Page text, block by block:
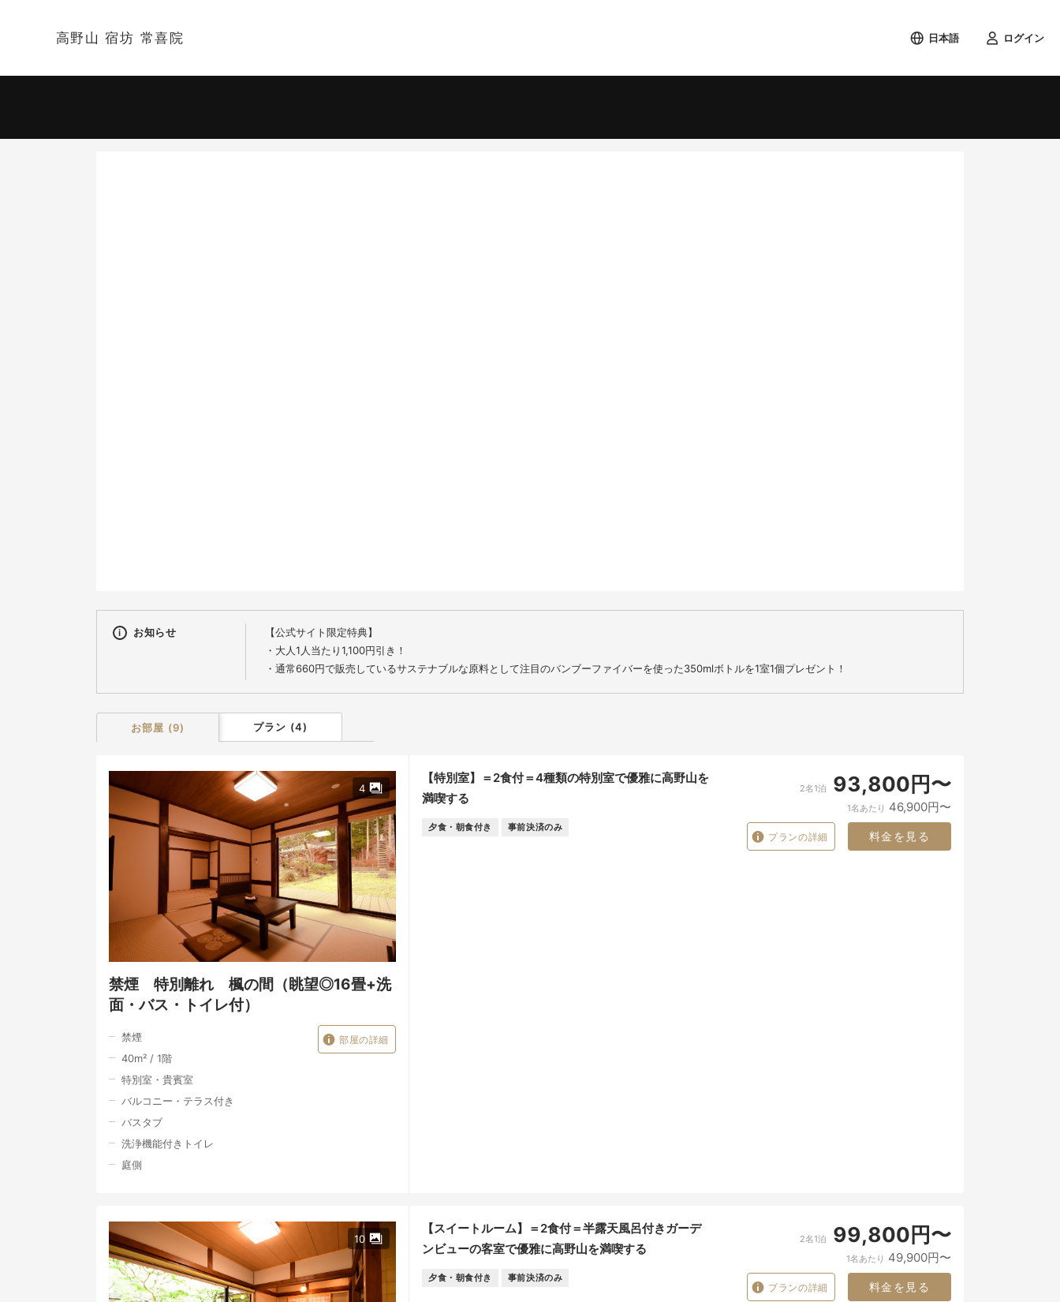
高野山 宿坊 常喜院 日本語 ログイン
お知らせ
【公式サイト限定特典】
・大人1人当たり1,100円引き！
・通常660円で販売しているサステナブルな原料として注目のバンブーファイバーを使った350mlボトルを1室1個プレゼント！
お部屋 (9) プラン (4)
4
禁煙 特別離れ 楓の間（眺望◎16畳+洗
面・バス・トイレ付）
禁煙
40m² / 1階
特別室・貴賓室
バルコニー・テラス付き
バスタブ
洗浄機能付きトイレ
庭側
部屋の詳細
【特別室】＝2食付＝4種類の特別室で優雅に高野山を
満喫する
夕食・朝食付き 事前決済のみ
2名1泊 93,800円〜
1名あたり 46,900円〜
プランの詳細 料金を見る
10
【スイートルーム】＝2食付＝半露天風呂付きガーデ
ンビューの客室で優雅に高野山を満喫する
夕食・朝食付き 事前決済のみ
2名1泊 99,800円〜
1名あたり 49,900円〜
プランの詳細 料金を見る